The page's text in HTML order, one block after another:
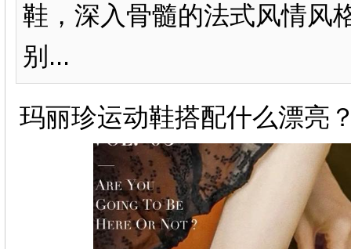
鞋，深入骨髓的法式风情风
别...
玛丽珍运动鞋搭配什么漂亮